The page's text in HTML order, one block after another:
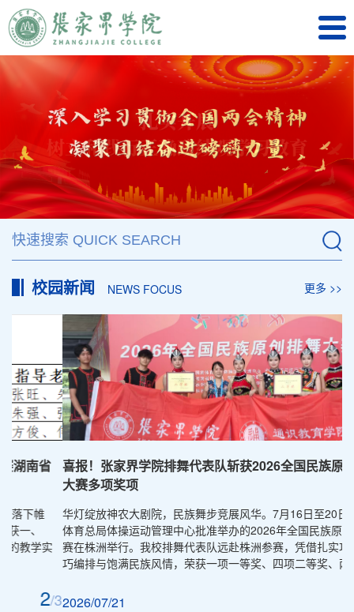
校园新闻 NEWS FOCUS 更多 >>
喜报！张家界学院排舞代表队斩获2026全国民族原创排舞
大赛多项奖项
华灯绽放神农大剧院，民族舞步竞展风华。7月16日至20日，由国家
体育总局体操运动管理中心批准举办的2026年全国民族原创排舞大
赛在株洲举行。我校排舞代表队远赴株洲参赛，凭借扎实功底、精
巧编排与饱满民族风情，荣获一项一等奖、四项二等奖、两项三等
2026/07/21